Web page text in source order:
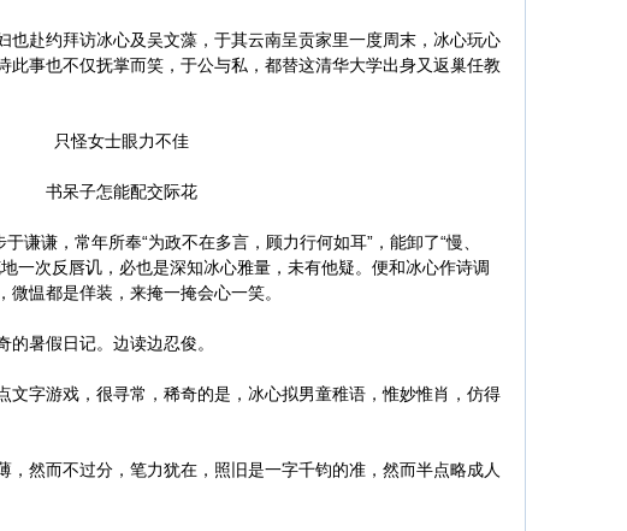
赴约拜访冰心及吴文藻，于其云南呈贡家里一度周末，冰心玩心
此事也不仅抚掌而笑，于公与私，都替这清华大学出身又返巢任教
只怪女士眼力不佳
书呆子怎能配交际花
谦，常年所奉“为政不在多言，顾力行何如耳”，能卸了“慢、
一次反唇讥，必也是深知冰心雅量，未有他疑。便和冰心作诗调
愠都是佯装，来掩一掩会心一笑。
暑假日记。边读边忍俊。
字游戏，很寻常，稀奇的是，冰心拟男童稚语，惟妙惟肖，仿得
然而不过分，笔力犹在，照旧是一字千钧的准，然而半点略成人